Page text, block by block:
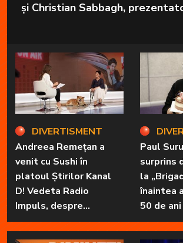
și Christian Sabbagh,
în fața telespectatorilor.
DIVERTISMENT
Andreea Remețan a
venit cu Sushi în
platoul Știrilor Kanal
D! Vedeta Radio
Impuls, despre
„Dimineți de vacanță” și
prietena sa
Paul
surprins
la
înaintea
50 de ani